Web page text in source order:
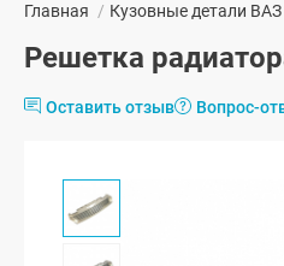
Главная / Кузовные детали ВАЗ
Решетка
Оставить отзыв Вопрос-